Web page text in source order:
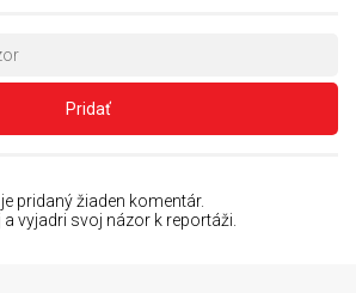
Pridať
je pridaný žiaden komentár.
a vyjadri svoj názor k reportáži.